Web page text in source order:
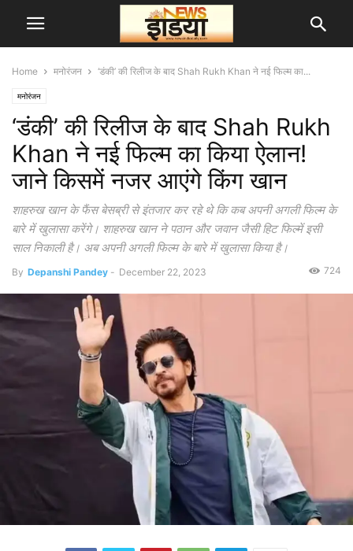
Home मनोरंजन ‘डंकी’ की रिलीज के बाद Shah Rukh Khan ने नई फिल्म का...
मनोरंजन
‘डंकी’ की रिलीज के बाद Shah Rukh
Khan ने नई फिल्म का किया ऐलान!
जाने किसमें नजर आएंगे किंग खान
शाहरुख खान के फैंस बेसब्री से इंतजार कर रहे थे कि कब अपनी अगली फिल्म के
बारे में खुलासा करेंगे। शाहरुख खान ने पठान और जवान जैसी हिट फिल्में इसी
साल निकाली है। अब अपनी अगली फिल्म के बारे में खुलासा किया है।
By Depanshi Pandey - December 22, 2023 724